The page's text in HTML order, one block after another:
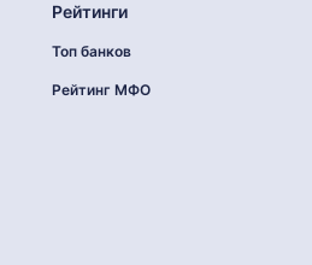
Рейтинги
Топ банков
Рейтинг МФО